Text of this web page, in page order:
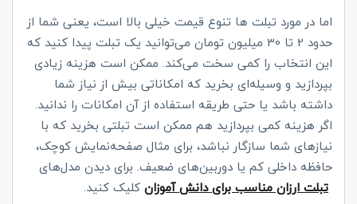
اما در مورد تبلت‌ ­ها تنوع قیمت خیلی بالا است، یعنی شما از
حدود 2 تا 30 میلیون تومان می‌توانید یک تبلت پیدا کنید که
این انتخاب را کمی سخت می‌کند. ممکن است هزینه زیادی
بپردازید و وسیله‌ای بخرید که امکاناتی بیش از نیاز شما
داشته باشد یا حتی طریقه استفاده از آن امکانات را ندانید.
اگر هزینه کمی بپردازید هم ممکن است تبلتی بخرید که با
نیازهای شما سازگار نباشد، برای مثال صفحه‌نمایش کوچک،
حافظه داخلی کم یا دوربین‌های ضعیف. برای دیدن مدل‌‌های
تبلت ارزان مناسب برای دانش آموزانکلیک کنید.